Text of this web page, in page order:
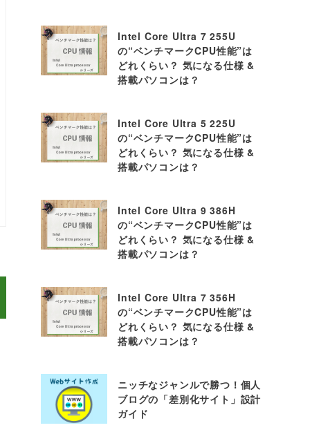
Intel Core Ultra 7 255U
の“ベンチマークCPU性能”は
どれくらい？ 気になる仕様 &
搭載パソコンは？
Intel Core Ultra 5 225U
の“ベンチマークCPU性能”は
どれくらい？ 気になる仕様 &
搭載パソコンは？
Intel Core Ultra 9 386H
の“ベンチマークCPU性能”は
どれくらい？ 気になる仕様 &
搭載パソコンは？
Intel Core Ultra 7 356H
の“ベンチマークCPU性能”は
どれくらい？ 気になる仕様 &
搭載パソコンは？
ニッチなジャンルで勝つ！個人
ブログの「差別化サイト」設計
ガイド